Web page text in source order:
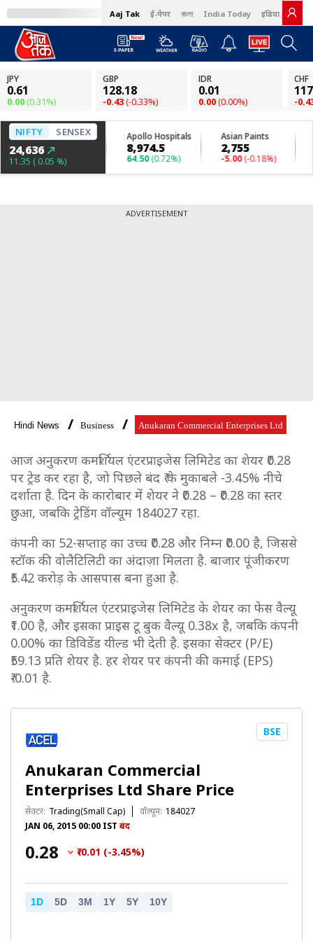
Aaj Tak ई-पेपर বাংলা India Today इंडिया टुडे हिंदी
ADVERTISEMENT
Hindi News Business Anukaran Commercial Enterprises Ltd
आज अनुकरण कमर्शियल एंटरप्राइजेस लिमिटेड का शेयर ₹0.28
पर ट्रेड कर रहा है, जो पिछले बंद ₹ के मुकाबले -3.45% नीचे
दर्शाता है. दिन के कारोबार में शेयर ने ₹0.28 – ₹0.28 का स्तर
छुआ, जबकि ट्रेडिंग वॉल्यूम 184027 रहा.
कंपनी का 52-सप्ताह का उच्च ₹0.28 और निम्न ₹0.00 है, जिससे
स्टॉक की वोलैटिलिटी का अंदाज़ा मिलता है. बाजार पूंजीकरण
₹5.42 करोड़ के आसपास बना हुआ है.
अनुकरण कमर्शियल एंटरप्राइजेस लिमिटेड के शेयर का फेस वैल्यू
₹1.00 है, और इसका प्राइस टू बुक वैल्यू 0.38x है, जबकि कंपनी
0.00% का डिविडेंड यील्ड भी देती है. इसका सेक्टर (P/E)
₹59.13 प्रति शेयर है. हर शेयर पर कंपनी की कमाई (EPS)
₹-0.01 है.
Anukaran Commercial
Enterprises Ltd Share Price
सेक्टर: Trading(Small Cap) वॉल्यूम: 184027
JAN 06, 2015 00:00 IST बंद
BSE
₹0.28 ₹-0.01 (-3.45%)
1D 5D 3M 1Y 5Y 10Y